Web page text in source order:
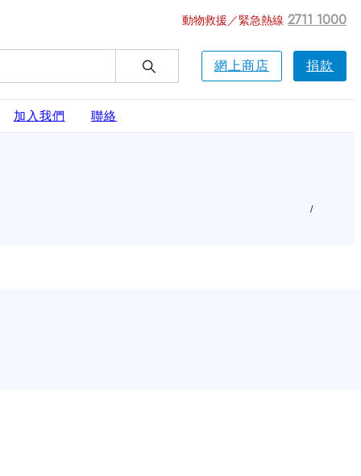
動物救援／緊急熱線 2711 1000
網上商店 捐款
加入我們 聯絡